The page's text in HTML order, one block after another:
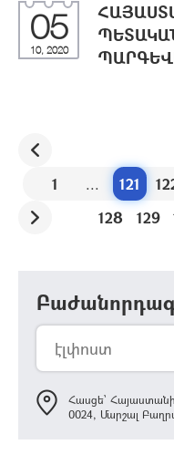
05
10, 2020
1 ... 121
128
129
Հասցե՝
0024, Մարշալ